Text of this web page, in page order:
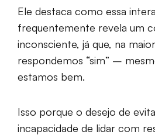
Ele destaca como essa
frequentemente revela um
inconsciente, já que, na
respondemos “sim” –
estamos bem.
Isso porque o desejo de
incapacidade de lidar com